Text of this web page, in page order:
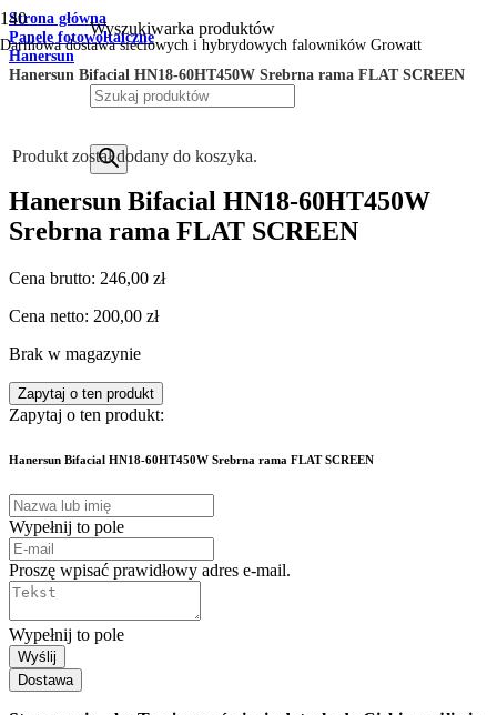
Darmowa dostawa sieciowych i hybrydowych falowników Growatt
Wyszukiwarka produktów
Produkt został dodany do koszyka.
Strona główna
Panele fotowoltaiczne
Hanersun
Hanersun Bifacial HN18-60HT450W Srebrna rama FLAT SCREEN
Hanersun Bifacial HN18-60HT450W
Srebrna rama FLAT SCREEN
Cena brutto: 246,00 zł
Cena netto: 200,00 zł
Brak w magazynie
Zapytaj o ten produkt
Zapytaj o ten produkt:
Hanersun Bifacial HN18-60HT450W Srebrna rama FLAT SCREEN
Wypełnij to pole
Proszę wpisać prawidłowy adres e-mail.
Wypełnij to pole
Wyślij
Dostawa